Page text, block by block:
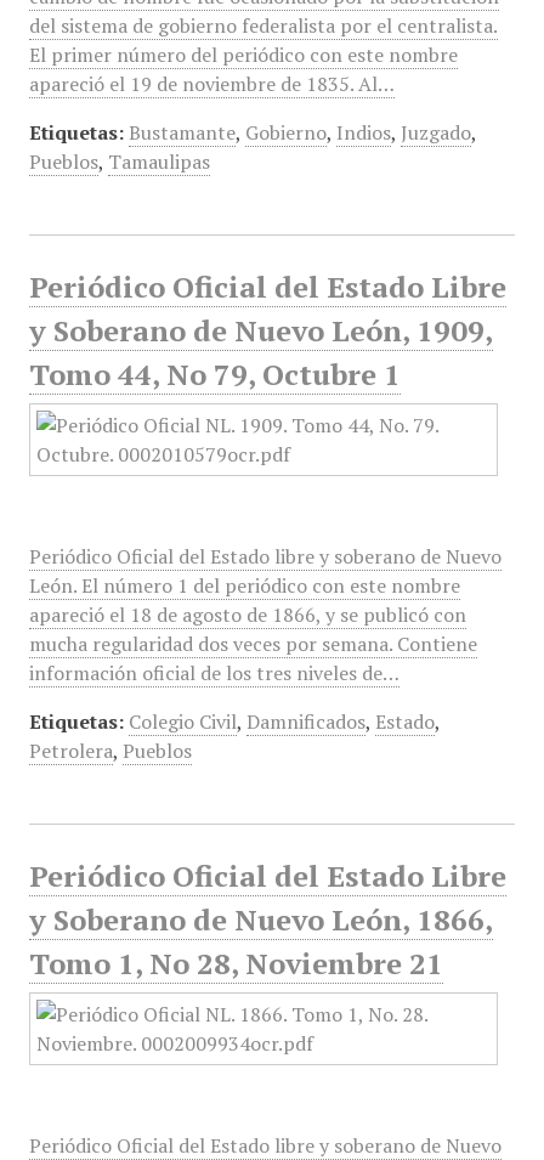
del sistema de gobierno federalista por el centralista.
El primer número del periódico con este nombre
apareció el 19 de noviembre de 1835. Al…
Etiquetas: Bustamante, Gobierno, Indios, Juzgado,
Pueblos, Tamaulipas
Periódico Oficial del Estado Libre
y Soberano de Nuevo León, 1909,
Tomo 44, No 79, Octubre 1
Periódico Oficial del Estado libre y soberano de Nuevo
León. El número 1 del periódico con este nombre
apareció el 18 de agosto de 1866, y se publicó con
mucha regularidad dos veces por semana. Contiene
información oficial de los tres niveles de…
Etiquetas: Colegio Civil, Damnificados, Estado,
Petrolera, Pueblos
Periódico Oficial del Estado Libre
y Soberano de Nuevo León, 1866,
Tomo 1, No 28, Noviembre 21
Periódico Oficial del Estado libre y soberano de Nuevo